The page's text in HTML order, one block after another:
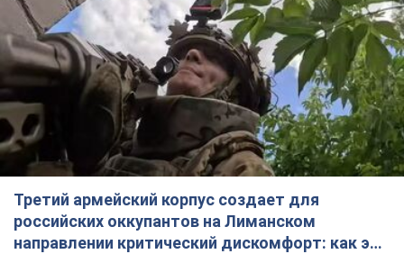
Третий армейский корпус создает для
российских оккупантов на Лиманском
направлении критический дискомфорт: как это